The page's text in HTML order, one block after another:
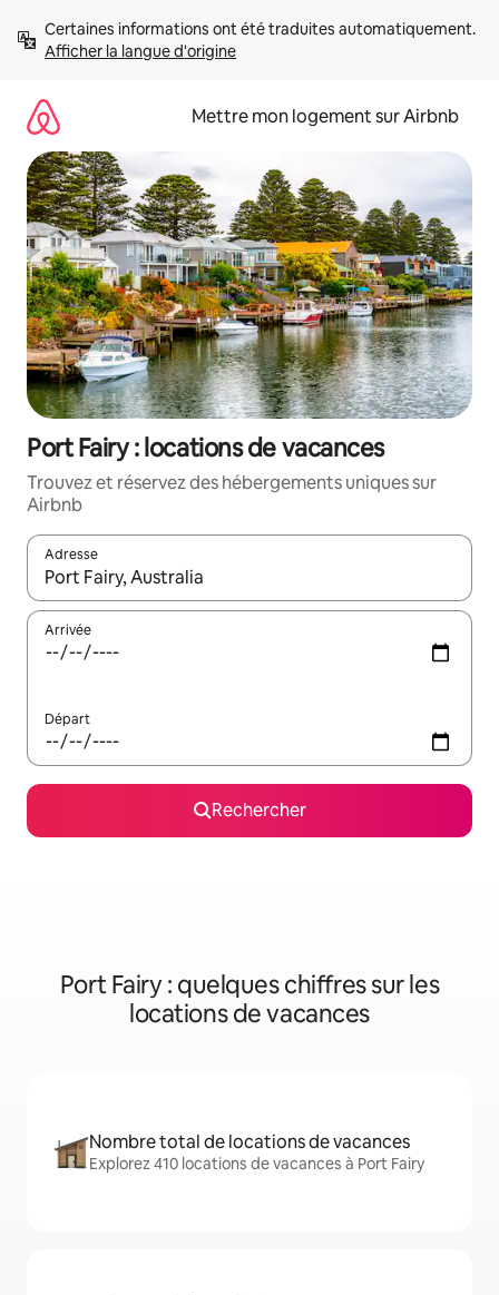
directement
Afficher la langue d'origine
Mettre mon logement sur Airbnb
Port Fairy : locations de vacances
Trouvez et réservez des hébergements uniques sur
Airbnb
Adresse
Lorsque les résultats s'affichent, utilisez les flèches vers le
Arrivée
Départ
Rechercher
Port Fairy : quelques chiffres sur les
locations de vacances
Nombre total de locations de vacances
Explorez 410 locations de vacances à Port Fairy